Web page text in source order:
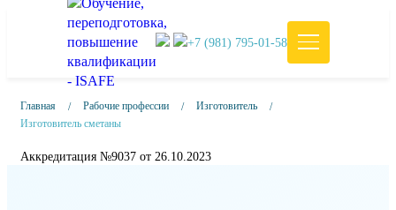
+7 (981) 795-01-58
Главная Рабочие профессии
Изготовитель
Изготовитель сметаны
Аккредитация №9037 от 26.10.2023